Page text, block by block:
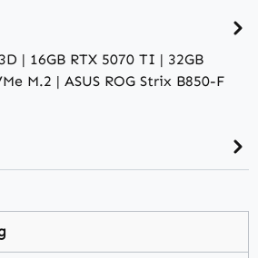
| 16GB RTX 5070 TI | 32GB
M.2 | ASUS ROG Strix B850-F